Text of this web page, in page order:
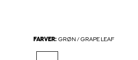
FARVER: GRØN / GRAPE LEAF